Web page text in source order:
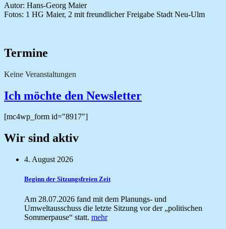
Autor: Hans-Georg Maier
Fotos: 1 HG Maier, 2 mit freundlicher Freigabe Stadt Neu-Ulm
Termine
Keine Veranstaltungen
Ich möchte den Newsletter
[mc4wp_form id="8917"]
Wir sind aktiv
4. August 2026
Beginn der Sitzungsfreien Zeit
Am 28.07.2026 fand mit dem Planungs- und
Umweltausschuss die letzte Sitzung vor der „politischen
Sommerpause“ statt. mehr